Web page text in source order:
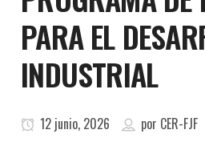
PARA EL
INDUSTRIAL
12 junio, 2026 por CER-FJF